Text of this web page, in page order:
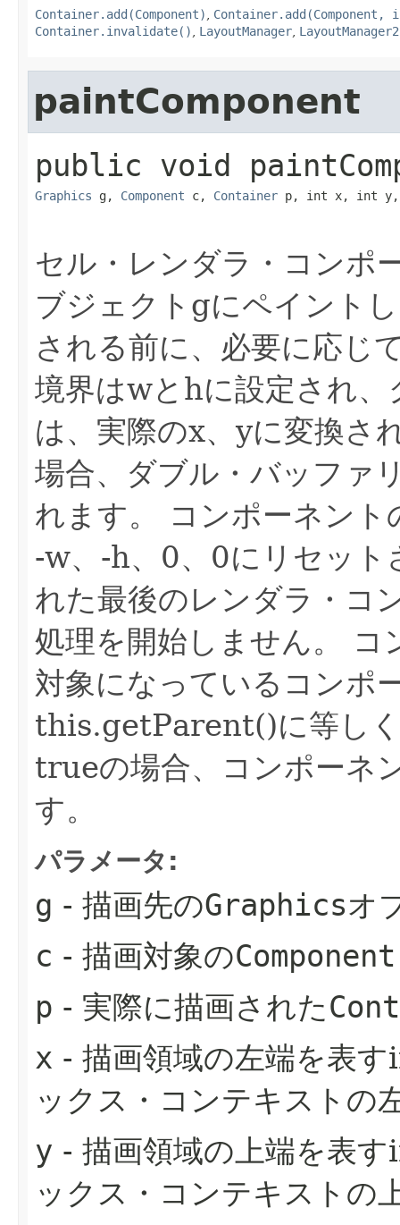
Container.add(Component)
Container.add(Component,
Container.invalidate()
LayoutManager LayoutManager2
paintComponent
public void
Graphics g, Component c, Container p, int x, int y,
セル・レンダラ・コンポ
ブジェクトgにペイント
される前に、必要に応じ
境界はwとhに設定され
は、実際のx、yに変換さ
場合、ダブル・バッファ
れます。
コンポーネン
-w、-h、0、0にリセット
れた最後のレンダラ・コ
処理を開始しません。
コ
対象になっているコンポ
this.getParent()に等し
trueの場合、コンポーネ
す。
パラメータ:
g - 描画先のGraphicsオ
c - 描画対象のComponent
p - 実際に描画された
x - 描画領域の左端を表
ックス・コンテキストの
y - 描画領域の上端を表
ックス・コンテキストの